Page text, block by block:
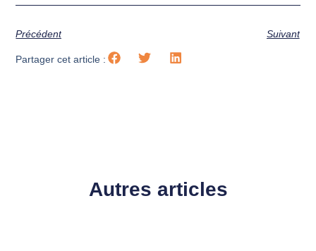
Précédent Suivant
Partager cet article :
Autres articles